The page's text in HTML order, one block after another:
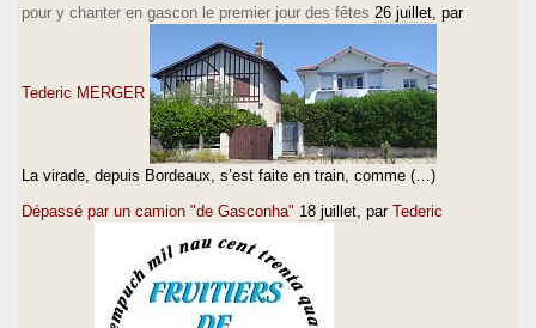
pour y chanter en gascon le premier jour des fêtes 26 juillet , par
Tederic MERGER
La virade, depuis Bordeaux, s’est faite en train, comme (…)
Dépassé par un camion "de Gasconha" 18 juillet , par Tederic